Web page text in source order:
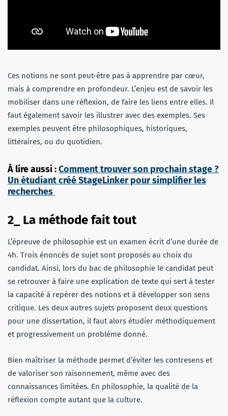
Ces notions ne sont peut-être pas à apprendre par cœur,
mais à comprendre en profondeur. L’enjeu est de savoir les
mobiliser dans une réflexion, de faire les liens entre elles. Il
faut également savoir les illustrer avec des exemples. Ses
exemples peuvent être philosophiques, historiques,
littéraires, ou du quotidien.
À lire aussi :Comment trouver son prochain stage ?
Un étudiant créé StageLinker pour simplifier les
recherches
2_ La méthode fait tout
L’épreuve de philosophie est un examen écrit d’une durée de
4h. Trois énoncés de sujet sont proposés au choix du
candidat. Ainsi, lors du bac de philosophie le candidat peut
se retrouver à faire une explication de texte qui sert à tester
la capacité à repérer des notions et à développer son sens
critique. Les deux autres sujets proposent deux questions
pour une dissertation, il faut alors étudier méthodiquement
et progressivement un problème donné.
Bien maîtriser la méthode permet d’éviter les contresens et
de valoriser son raisonnement, même avec des
connaissances limitées. En philosophie, la qualité de la
réflexion compte autant que la culture.